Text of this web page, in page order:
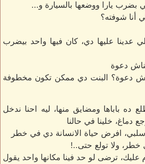
بضرب يارا ووضعها بالسيارة و...
أنا شوفته؟
عدينا عليها دي، كان فيها واحد بيضرب
دعوة
دعوة؟ البنت دي ممكن تكون مخطوفة
ده باباها ومضايق منها، ليه احنا ندخل
دماغ، خلينا في حالنا
افرض حياة الانسانة دي في خطر
ولا تولع حتى..!
ترضى لو حد فينا مكانها واحد يقول